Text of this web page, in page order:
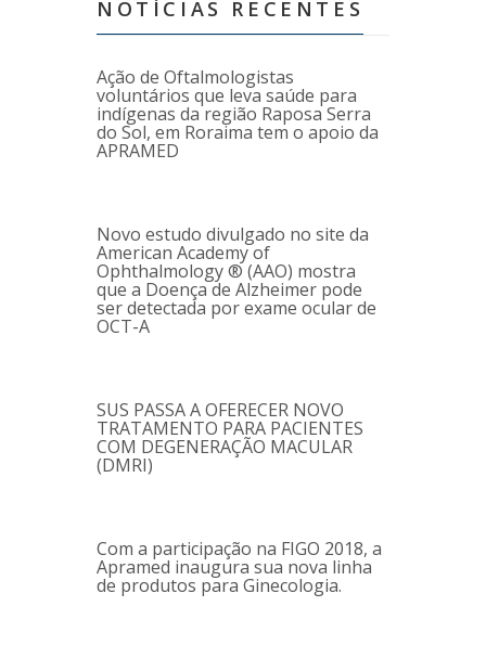
NOTÍCIAS RECENTES
Ação de Oftalmologistas
voluntários que leva saúde para
indígenas da região Raposa Serra
do Sol, em Roraima tem o apoio da
APRAMED
Novo estudo divulgado no site da
American Academy of
Ophthalmology ® (AAO) mostra
que a Doença de Alzheimer pode
ser detectada por exame ocular de
OCT-A
SUS PASSA A OFERECER NOVO
TRATAMENTO PARA PACIENTES
COM DEGENERAÇÃO MACULAR
(DMRI)
Com a participação na FIGO 2018, a
Apramed inaugura sua nova linha
de produtos para Ginecologia.